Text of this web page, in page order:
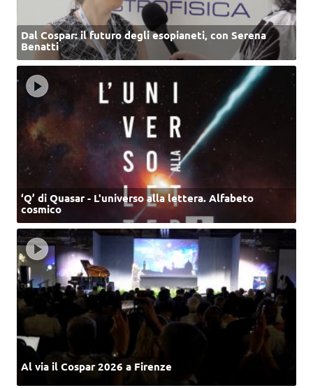
Dal Cospar: il futuro degli esopianeti, con Serena
Benatti
‘Q’ di Quasar - L'universo alla lettera. Alfabeto
cosmico
Al via il Cospar 2026 a Firenze